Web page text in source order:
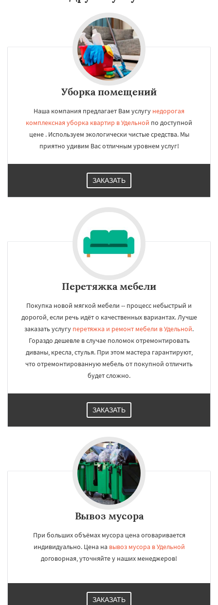
Уборка помещений
Наша компания предлагает Вам услугу недорогая
комплексная уборка квартир в Удельной по доступной
цене . Используем экологически чистые средства. Мы
приятно удивим Вас отличным уровнем услуг!
ЗАКАЗАТЬ
Перетяжка мебели
Покупка новой мягкой мебели -- процесс небыстрый и
дорогой, если речь идёт о качественных вариантах. Лучше
заказать услугу перетяжка и ремонт мебели в Удельной.
Гораздо дешевле в случае поломок отремонтировать
диваны, кресла, стулья. При этом мастера гарантируют,
что отремонтированную мебель от покупной отличить
будет сложно.
ЗАКАЗАТЬ
Вывоз мусора
При больших объёмах мусора цена оговаривается
индивидуально. Цена на вывоз мусора в Удельной
договорная, уточняйте у наших менеджеров!
ЗАКАЗАТЬ